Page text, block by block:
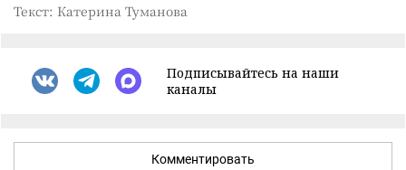
Текст: Катерина Туманова
Подписывайтесь на наши
каналы
Комментировать